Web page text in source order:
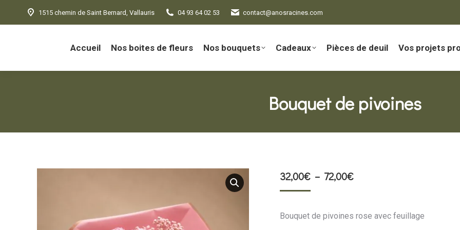
1515 chemin de Saint Bernard, Vallauris 04 93 64 02 53 contact@anosracines.com
Accueil Nos boites de fleurs Nos bouquets Cadeaux Pièces de deuil Vos projets
Bouquet de pivoines
32,00€ – 72,00€Plage
32,00€
Bouquet de pivoines rose avec feuillage